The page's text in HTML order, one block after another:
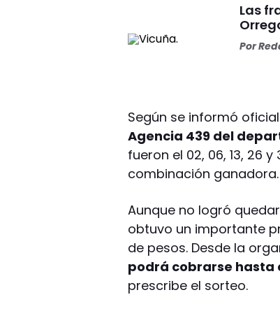
Las
Por
Según se informó
Agencia 439 del
fueron el 02, 06, 13, 26
combinación ganadora.
Aunque no logró
obtuvo un importante
de pesos. Desde la
podrá cobrarse hasta
prescribe el sorteo.